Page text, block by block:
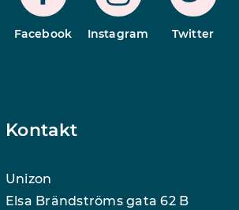
Facebook Instagram Twitter
Kontakt
Unizon
Elsa Brändströms gata 62 B